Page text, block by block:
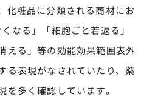
化粧品に分類される商材にお
なる」「細胞ごと若返る」
える」等の効能効果範囲表外
る表現がなされていたり、薬
多く確認しています。